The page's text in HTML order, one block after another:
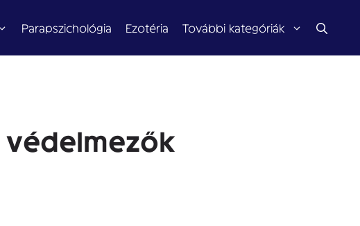
Parapszichológia Ezotéria További kategóriák